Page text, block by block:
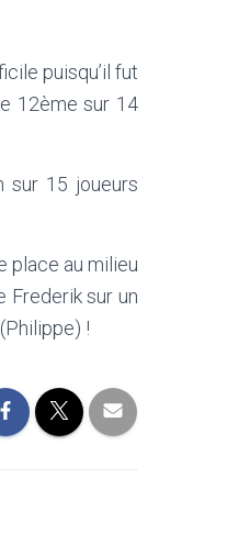
puisqu’il fut
12ème sur 14
sur 15 joueurs
place au milieu
Frederik sur un
!